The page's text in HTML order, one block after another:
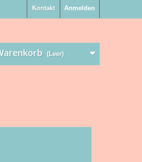
Anmelden
Kontakt
(Leer)